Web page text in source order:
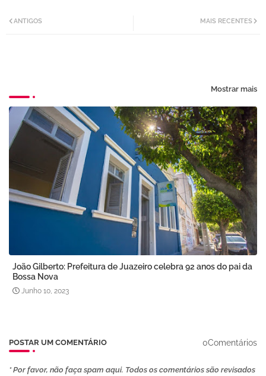
MAIS RECENTES
ANTIGOS
Mostrar mais
João Gilberto: Prefeitura de Juazeiro celebra 92 anos do pai da
Bossa Nova
Junho 10, 2023
POSTAR UM COMENTÁRIO 0Comentários
* Por favor, não faça spam aqui. Todos os comentários são revisados ​​